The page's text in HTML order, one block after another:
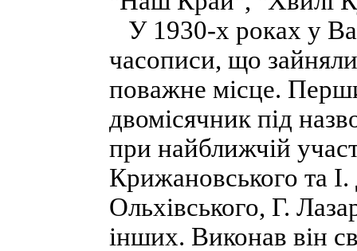
У 1930-х роках у
часописи, що
поважне місце.
двомісячник під
при найближчій
Крижановського та
Ольхівського, Г.
інших. Виконав він